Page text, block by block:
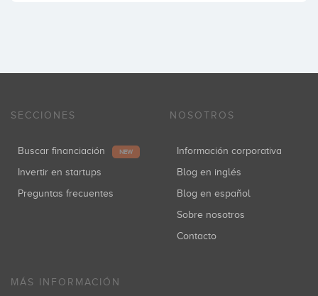
SECCIONES
Buscar financiación NEW
Invertir en startups
Preguntas frecuentes
NOSOTROS
Información corporativa
Blog en inglés
Blog en español
Sobre nosotros
Contacto
MÁS INFORMACIÓN